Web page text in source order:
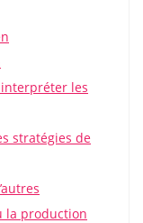
les
stratégies de
la production